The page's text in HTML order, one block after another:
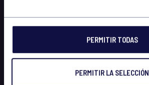
PERMITIR TODAS
PERMITIR LA SELECCIÓN